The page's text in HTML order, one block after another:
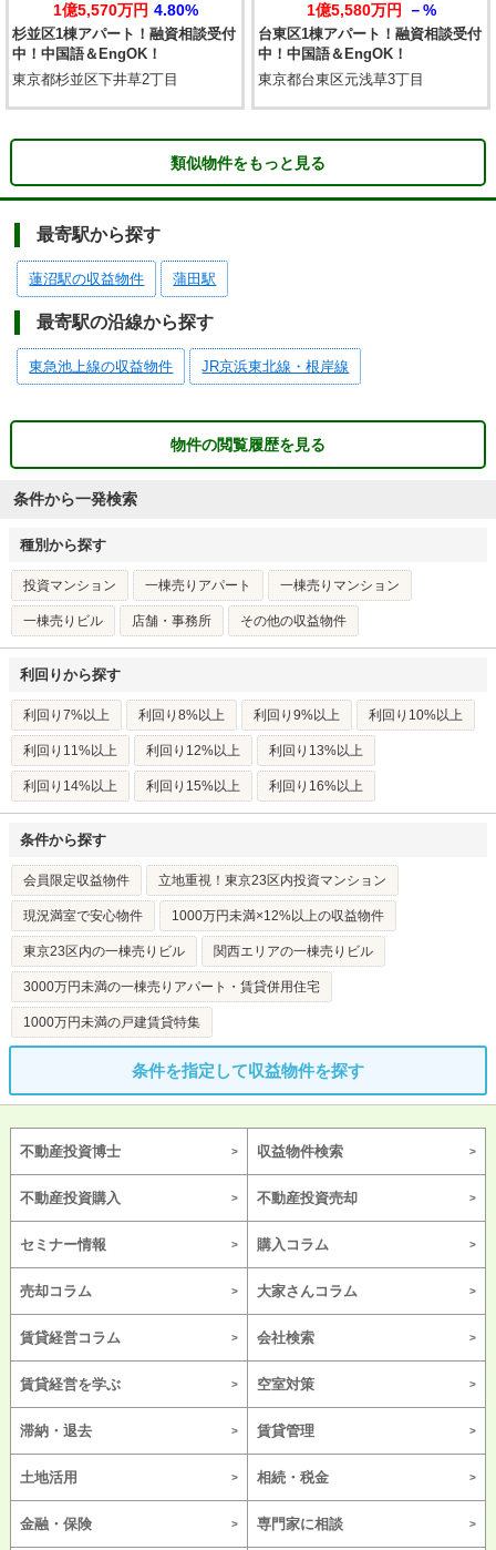
杉並区1棟アパート！融資相談受付
中！中国語＆EngOK！
1億5,570万円 4.80%
東京都杉並区下井草2丁目
台東区1棟アパート！融資相談受付
中！中国語＆EngOK！
1億5,580万円 －%
東京都台東区元浅草3丁目
類似物件をもっと見る
最寄駅から探す
蓮沼駅の収益物件 蒲田駅
最寄駅の沿線から探す
東急池上線の収益物件 JR京浜東北線・根岸線
物件の閲覧履歴を見る
条件から一発検索
種別から探す
投資マンション 一棟売りアパート 一棟売りマンション
一棟売りビル 店舗・事務所 その他の収益物件
利回りから探す
利回り7%以上 利回り8%以上 利回り9%以上 利回り10%以上
利回り11%以上 利回り12%以上 利回り13%以上
利回り14%以上 利回り15%以上 利回り16%以上
条件から探す
会員限定収益物件 立地重視！東京23区内投資マンション
現況満室で安心物件 1000万円未満×12%以上の収益物件
東京23区内の一棟売りビル 関西エリアの一棟売りビル
3000万円未満の一棟売りアパート・賃貸併用住宅
1000万円未満の戸建賃貸特集
条件を指定して収益物件を探す
不動産投資博士 収益物件検索
不動産投資購入 不動産投資売却
セミナー情報 購入コラム
売却コラム 大家さんコラム
賃貸経営コラム 会社検索
賃貸経営を学ぶ 空室対策
滞納・退去 賃貸管理
土地活用 相続・税金
金融・保険 専門家に相談